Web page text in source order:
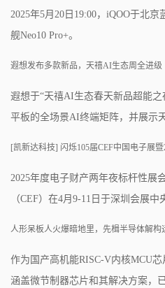
2025年5月20日19:00，iQOO于北
舰Neo10 Pro+。
遐想发布多款新品，天禧AI生态周全进级
遐想于“天禧AI生态春天新品超能之
平板的全场景AI终端矩阵，并展示
[凯新达科技] 闪烁105届CEF中国电子展
2025年度电子财产两年夜标杆性展
（CEF）在4月9-11日于深圳会展
人形呆板人火爆暗地里，先楫半导体解构
作为国产高机能RISC-V内核MCU
涵盖微节制器芯片和其解决方案，